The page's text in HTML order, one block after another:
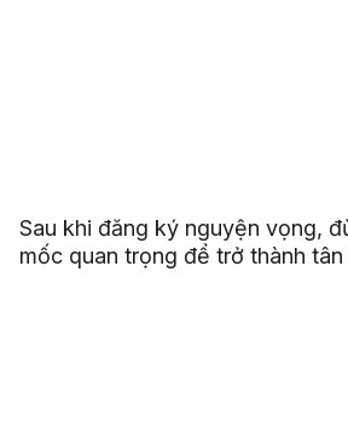
Sau khi đăng ký nguyện vọng,
mốc quan trọng để trở thành tân